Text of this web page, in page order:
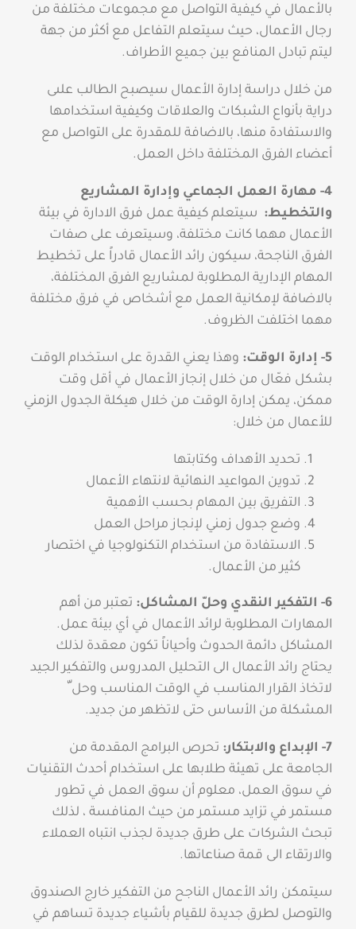
بالأعمال في كيفية التواصل مع مجموعات مختلفة من
رجال الأعمال، حيث سيتعلم التفاعل مع أكثر من جهة
ليتم تبادل المنافع بين جميع الأطراف.
من خلال دراسة إدارة الأعمال سيصبح الطالب علىى
دراية بأنواع الشبكات والعلاقات وكيفية استخدامها
والاستفادة منها، بالاضافة للمقدرة على التواصل مع
أعضاء الفرق المختلفة داخل العمل.
4- مهارة العمل الجماعي وإدارة المشاريع
والتخطيط: سيتعلم كيفية عمل فرق الادارة في بيئة
الأعمال مهما كانت مختلفة، وسيتعرف على صفات
الفرق الناجحة، سيكون رائد الأعمال قادراً على تخطيط
المهام الإدارية المطلوبة لمشاريع الفرق المختلفة،
بالاضافة لإمكانية العمل مع أشخاص في فرق مختلفة
مهما اختلفت الظروف.
5- إدارة الوقت:
وهذا يعني القدرة على استخدام الوقت
بشكل فعّال من خلال إنجاز الأعمال في أقل وقت
ممكن، يمكن إدارة الوقت من خلال هيكلة الجدول الزمني
للأعمال من خلال:
تحديد الأهداف وكتابتها
تدوين المواعيد النهائية لانتهاء الأعمال
التفريق بين المهام بحسب الأهمية
وضع جدول زمني لإنجاز مراحل العمل
الاستفادة من استخدام التكنولوجيا في اختصار
كثير من الأعمال.
6- التفكير النقدي وحلّ المشاكل:
تعتبر من أهم
المهارات المطلوبة لرائد الأعمال في أي بيئة عمل.
المشاكل دائمة الحدوث وأحياناً تكون معقدة لذلك
يحتاج رائد الأعمال الى التحليل المدروس والتفكير الجيد
لاتخاذ القرار المناسب في الوقت المناسب وحل ّ
المشكلة من الأساس حتى لاتظهر من جديد.
7- الإبداع والابتكار:
تحرص البرامج المقدمة من
الجامعة على تهيئة طلابها على استخدام أحدث التقنيات
في سوق العمل، معلوم أن سوق العمل في تطور
مستمر في تزايد مستمر من حيث المنافسة ، لذلك
تبحث الشركات على طرق جديدة لجذب انتباه العملاء
والارتقاء الى قمة صناعاتها.
سيتمكن رائد الأعمال الناجح من التفكير خارج الصندوق
والتوصل لطرق جديدة للقيام بأشياء جديدة تساهم في